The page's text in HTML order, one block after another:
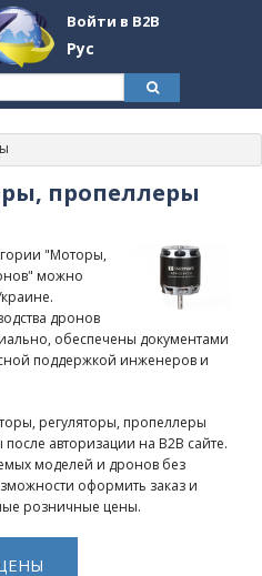
Войти в B2B
Рус
Контакты
пропеллеры
"Моторы,
можно
дронов
обеспечены документами
поддержкой инженеров и
регуляторы, пропеллеры
авторизации на B2B сайте.
моделей и дронов без
оформить заказ и
розничные цены.